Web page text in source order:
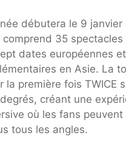
débutera le 9 janvier
comprend 35
dates européennes
en Asie. La
la première fois TWICE
créant une
où les fans peuvent
tous les angles.